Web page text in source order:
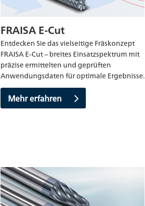
FRAISA E-Cut
Entdecken Sie das vielseitige Fräskonzept
FRAISA E-Cut – breites Einsatzspektrum mit
präzise ermittelten und geprüften
Anwendungsdaten für optimale Ergebnisse.
Mehr erfahren